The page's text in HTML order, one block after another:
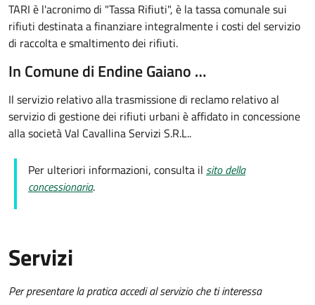
TARI è l'acronimo di "Tassa Rifiuti", è la tassa comunale sui
rifiuti destinata a finanziare integralmente i costi del servizio
di raccolta e smaltimento dei rifiuti.
In Comune di Endine Gaiano …
Il servizio relativo allatrasmissione di reclamo relativo al
servizio di gestione dei rifiuti urbani è affidato in concessione
alla società Val Cavallina Servizi S.R.L..
Per ulteriori informazioni, consulta il sito della
concessionaria.
Servizi
Per presentare la pratica accedi al servizio che ti interessa